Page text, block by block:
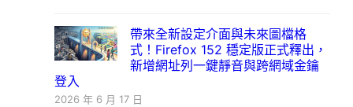
帶來全新設定介面與未來圖檔格
式！Firefox 152 穩定版正式釋出，
新增網址列一鍵靜音與跨網域金鑰
登入
2026 年 6 月 17 日